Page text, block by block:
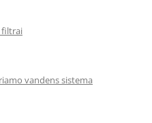
filtrai
vandens sistema